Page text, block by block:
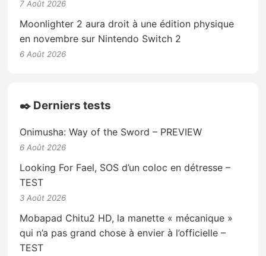
7 Août 2026
Moonlighter 2 aura droit à une édition physique
en novembre sur Nintendo Switch 2
6 Août 2026
✒️ Derniers tests
Onimusha: Way of the Sword – PREVIEW
6 Août 2026
Looking For Fael, SOS d’un coloc en détresse –
TEST
3 Août 2026
Mobapad Chitu2 HD, la manette « mécanique »
qui n’a pas grand chose à envier à l’officielle –
TEST